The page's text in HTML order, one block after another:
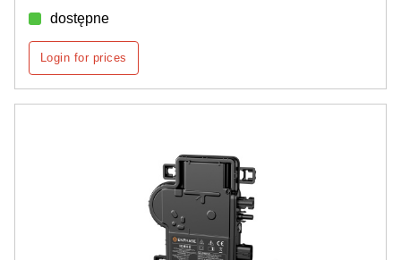
dostępne
Login for prices